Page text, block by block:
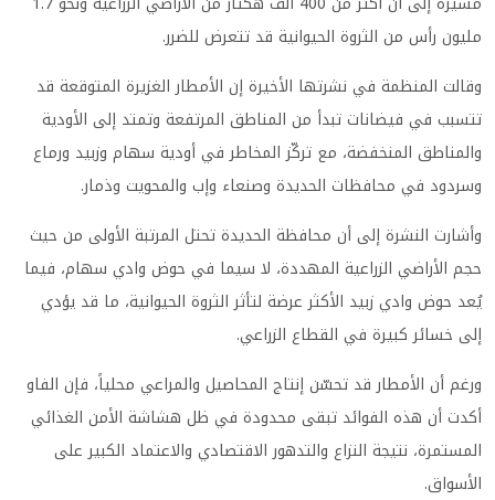
مليون رأس من الثروة الحيوانية قد تتعرض للضرر.
وقالت المنظمة في نشرتها الأخيرة إن الأمطار الغزيرة المتوقعة قد
تتسبب في فيضانات تبدأ من المناطق المرتفعة وتمتد إلى الأودية
والمناطق المنخفضة، مع تركّز المخاطر في أودية سهام وزبيد ورماع
وسردود في محافظات الحديدة وصنعاء وإب والمحويت وذمار.
وأشارت النشرة إلى أن محافظة الحديدة تحتل المرتبة الأولى من حيث
حجم الأراضي الزراعية المهددة، لا سيما في حوض وادي سهام، فيما
يُعد حوض وادي زبيد الأكثر عرضة لتأثر الثروة الحيوانية، ما قد يؤدي
إلى خسائر كبيرة في القطاع الزراعي.
ورغم أن الأمطار قد تحسّن إنتاج المحاصيل والمراعي محلياً، فإن الفاو
أكدت أن هذه الفوائد تبقى محدودة في ظل هشاشة الأمن الغذائي
المستمرة، نتيجة النزاع والتدهور الاقتصادي والاعتماد الكبير على
الأسواق.